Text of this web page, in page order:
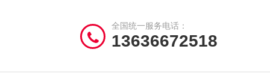
全国统一服务电话：
13636672518